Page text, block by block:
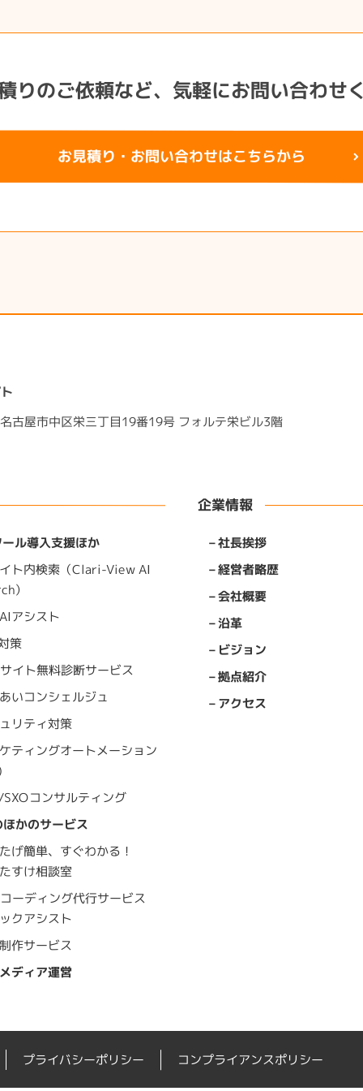
りのご依頼など、 気軽にお問い合わせ
お見積り・お問い合わせはこちらから
古屋市中区栄三丁目19番19号 フォルテ栄ビル3階
ル導入支援ほか
ト内検索（Clari-View AI
）
アシスト
策
イト無料診断サービス
いコンシェルジュ
リティ対策
ティングオートメーション
SXOコンサルティング
かのサービス
げ簡単、すぐわかる！
すけ相談室
ーディング代行サービス
クアシスト
作サービス
ディア運営
企業情報
社長挨拶
経営者略歴
会社概要
沿革
ビジョン
拠点紹介
アクセス
プライバシーポリシー コンプライアンスポリシー